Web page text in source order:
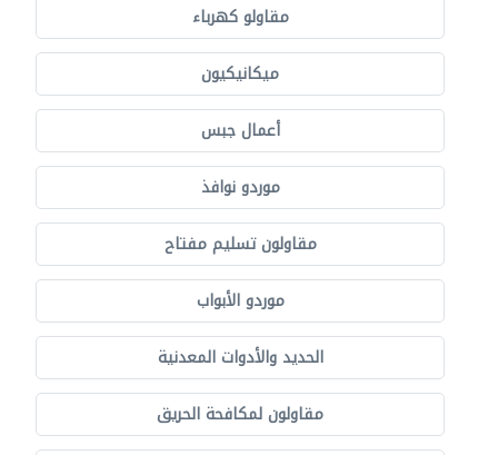
مقاولو كهرباء
ميكانيكيون
أعمال جبس
موردو نوافذ
مقاولون تسليم مفتاح
موردو الأبواب
الحديد والأدوات المعدنية
مقاولون لمكافحة الحريق